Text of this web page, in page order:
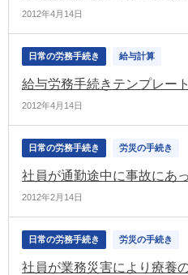
2012年4月14日
日常の労務手続き 給与計算
給与労務手続きテンプレート
2012年4月14日
日常の労務手続き 労災の手続き
2012年2月14日
日常の労務手続き 労災の手続き